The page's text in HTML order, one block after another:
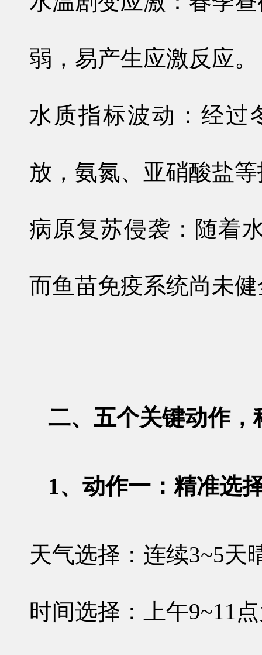
弱，易产生应激反应。
水质指标波动 ：经
放，氨氮、亚硝酸盐
病原复苏侵袭 ：随着
而鱼苗免疫系统尚未
二、五个关键动作，
1、动作一：精准选
天气选择 ：连续3~5
时间选择 ：上午9~11